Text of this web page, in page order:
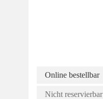
Online bestellbar
Nicht reservierbar